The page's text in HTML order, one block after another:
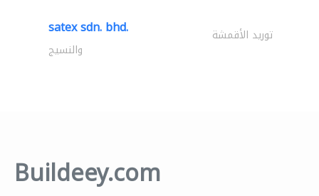
satex sdn. bhd. توريد الأقمشة
والنسيج
Buildeey.com